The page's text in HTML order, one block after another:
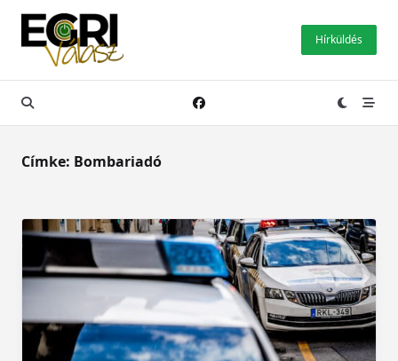
Skip
content
Hírküldés
Címke: Bombariadó